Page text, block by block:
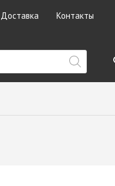
Доставка Контакты